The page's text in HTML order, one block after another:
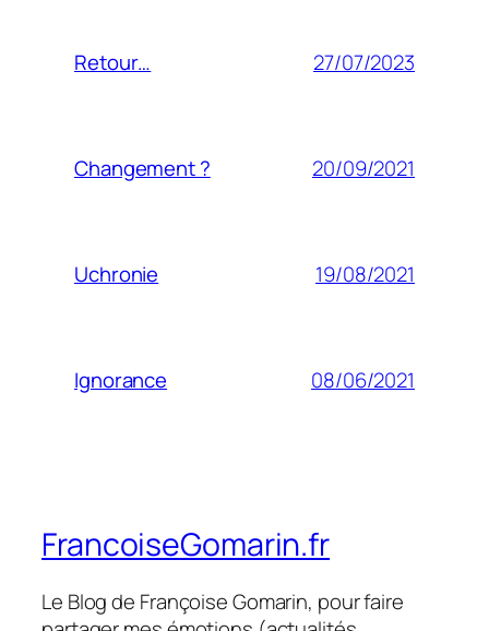
Retour… 27/07/2023
Changement ? 20/09/2021
Uchronie 19/08/2021
Ignorance 08/06/2021
FrancoiseGomarin.fr
Le Blog de Françoise Gomarin, pour faire